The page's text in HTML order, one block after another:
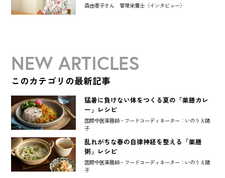
森由香子さん 管理栄養士〈インタビュー〉
NEW ARTICLES
このカテゴリの最新記事
猛暑に負けない体をつくる夏の「薬膳カレ
ー」レシピ
国際中医薬膳師・フードコーディネーター：いのうえ陽
子
乱れがちな春の自律神経を整える「薬膳
粥」レシピ
国際中医薬膳師・フードコーディネーター：いのうえ陽
子